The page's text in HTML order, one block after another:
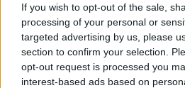
If you wish to opt-out of the sale,
processing of your personal or
targeted advertising by us, please
section to confirm your selection.
opt-out request is processed you
interest-based ads based on